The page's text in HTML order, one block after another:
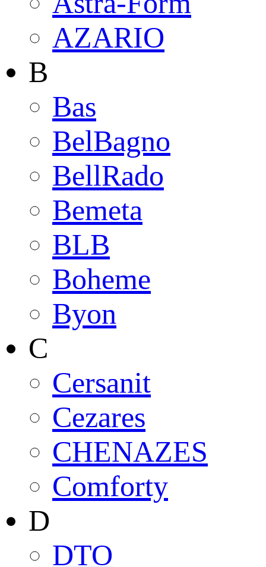
AZARIO
B
Bas
BelBagno
BellRado
Bemeta
BLB
Boheme
Byon
C
Cersanit
Cezares
CHENAZES
Comforty
D
DTO